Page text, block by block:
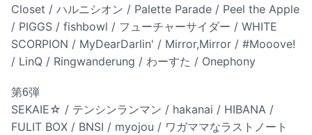
Closet / ハルニシオン / Palette Parade / Peel the Apple
/ PIGGS / fishbowl / フューチャーサイダー / WHITE
SCORPION / MyDearDarlin' / Mirror,Mirror / #Mooove!
/ LinQ / Ringwanderung / わーすた / Onephony
第6弾
SEKAIE☆ / テンシンランマン / hakanai / HIBANA /
FULIT BOX / BNSI / myojou / ワガママなラストノート